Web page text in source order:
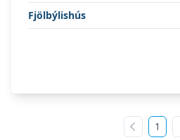
Fjölbýlishús
Fyrri síða
1